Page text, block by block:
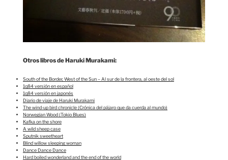
Otros libros de Haruki Murakami:
South of the Border, West of the Sun – Al sur de la frontera, al oeste del sol
1q84 versión en español
1q84 versión en japonés
Diario de viaje de Haruki Murakami
The wind-up bird chronicle (Crónica del pájaro que da cuerda al mundo)
Norwegian Wood (Tokio Blues)
Kafka on the shore
A wild sheep case
Sputnik sweetheart
Blind willow sleeping woman
Dance Dance Dance
Hard boiled wonderland and the end of the world